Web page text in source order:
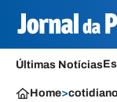
Últimas Notícias
Home>cotidiano